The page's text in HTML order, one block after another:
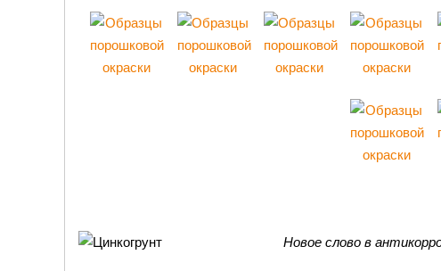
Новое слово в